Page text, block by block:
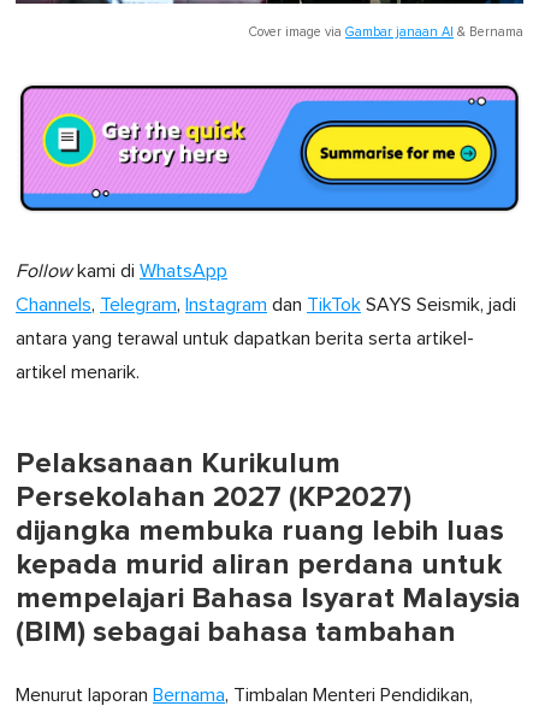
Cover image via Gambar janaan AI & Bernama
Followkami di WhatsApp
Channels, Telegram, Instagram dan TikTok SAYS Seismik, jadi
antara yang terawal untuk dapatkan berita serta artikel-
artikel menarik.
Pelaksanaan Kurikulum
Persekolahan 2027 (KP2027)
dijangka membuka ruang lebih luas
kepada murid aliran perdana untuk
mempelajari Bahasa Isyarat Malaysia
(BIM) sebagai bahasa tambahan
Menurut laporan Bernama, Timbalan Menteri Pendidikan,